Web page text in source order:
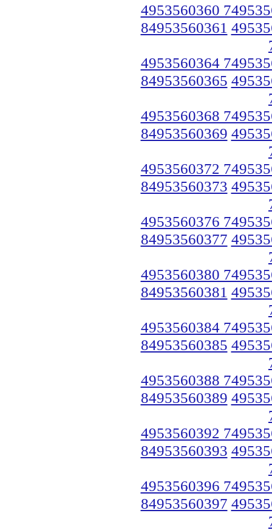
4953560360
84953560361
4953560364
84953560365
4953560368
84953560369
4953560372
84953560373
4953560376
84953560377
4953560380
84953560381
4953560384
84953560385
4953560388
84953560389
4953560392
84953560393
4953560396
84953560397